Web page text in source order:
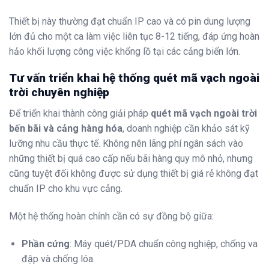
Thiết bị này thường đạt chuẩn IP cao và có pin dung lượng
lớn đủ cho một ca làm việc liên tục 8-12 tiếng, đáp ứng hoàn
hảo khối lượng công việc khổng lồ tại các cảng biển lớn.
Tư vấn triển khai hệ thống quét mã vạch ngoài
trời chuyên nghiệp
Để triển khai thành công giải pháp quét mã vạch ngoài trời
bến bãi và cảng hàng hóa, doanh nghiệp cần khảo sát kỹ
lưỡng nhu cầu thực tế. Không nên lãng phí ngân sách vào
những thiết bị quá cao cấp nếu bãi hàng quy mô nhỏ, nhưng
cũng tuyệt đối không được sử dụng thiết bị giá rẻ không đạt
chuẩn IP cho khu vực cảng.
Một hệ thống hoàn chỉnh cần có sự đồng bộ giữa:
Phần cứng: Máy quét/PDA chuẩn công nghiệp, chống va
đập và chống lóa.